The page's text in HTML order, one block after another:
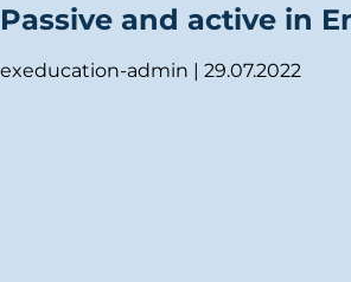
Passive and active in
exeducation-admin | 29.07.2022